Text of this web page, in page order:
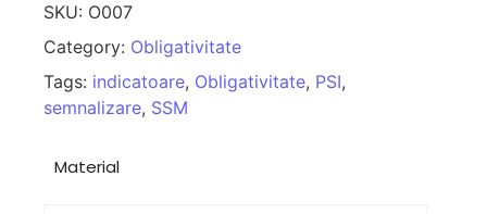
SKU: O007
Category: Obligativitate
Tags: indicatoare, Obligativitate, PSI,
semnalizare, SSM
Material